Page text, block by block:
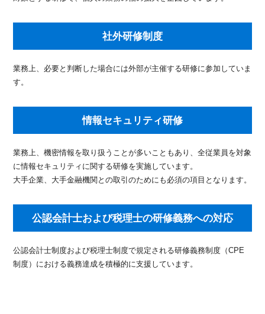
社外研修制度
業務上、必要と判断した場合には外部が主催する研修に参加していま
す。
情報セキュリティ研修
業務上、機密情報を取り扱うことが多いこともあり、全従業員を対象
に情報セキュリティに関する研修を実施しています。
大手企業、大手金融機関との取引のためにも必須の項目となります。
公認会計士および税理士の研修義務への対応
公認会計士制度および税理士制度で規定される研修義務制度（CPE
制度）における義務達成を積極的に支援しています。